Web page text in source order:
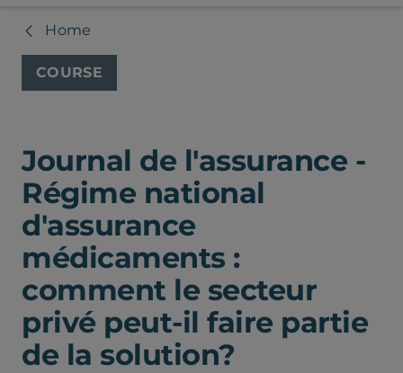
Home
COURSE
Journal de l'assurance -
Régime national
d'assurance
médicaments :
comment le secteur
privé peut-il faire partie
de la solution?